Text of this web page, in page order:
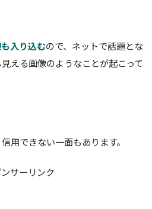
入り込むので、ネットで話題とな
える画像のようなことが起こって
用できない一面もあります。
サーリンク